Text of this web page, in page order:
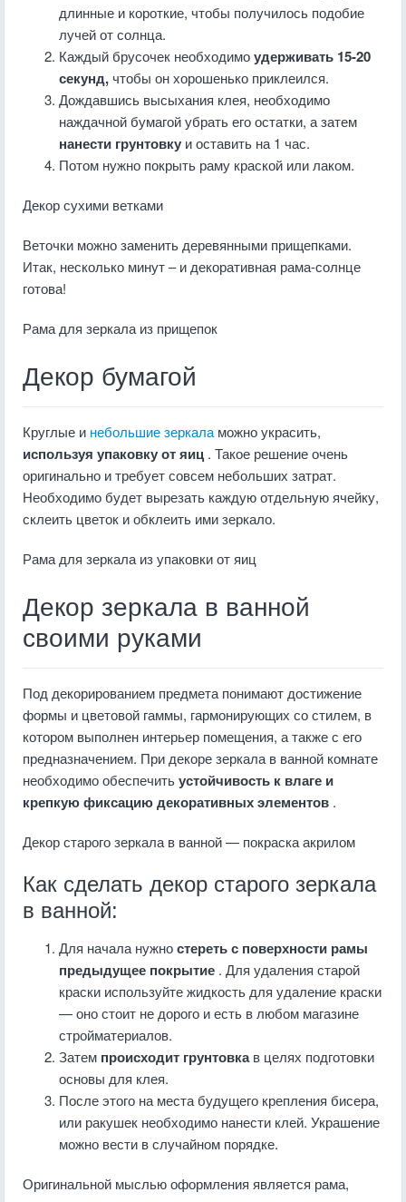
длинные и короткие, чтобы получилось подобие
лучей от солнца.
Каждый брусочек необходимоудерживать 15-20
секунд, чтобы он хорошенько приклеился.
Дождавшись высыхания клея, необходимо
наждачной бумагой убрать его остатки, а затем
нанести грунтовку и оставить на 1 час.
Потом нужно покрыть раму краской или лаком.
Декор сухими ветками
Веточки можно заменить деревянными прищепками.
Итак, несколько минут – и декоративная рама-солнце
готова!
Рама для зеркала из прищепок
Декор бумагой
Круглые и небольшие зеркала можно украсить,
используя упаковку от яиц . Такое решение очень
оригинально и требует совсем небольших затрат.
Необходимо будет вырезать каждую отдельную ячейку,
склеить цветок и обклеить ими зеркало.
Рама для зеркала из упаковки от яиц
Декор зеркала в ванной
своими руками
Под декорированием предмета понимают достижение
формы и цветовой гаммы, гармонирующих со стилем, в
котором выполнен интерьер помещения, а также с его
предназначением. При декоре зеркала в ванной комнате
необходимо обеспечитьустойчивость к влаге и
крепкую фиксацию декоративных элементов .
Декор старого зеркала в ванной — покраска акрилом
Как сделать декор старого зеркала
в ванной:
Для начала нужностереть с поверхности рамы
предыдущее покрытие . Для удаления старой
краски используйте жидкость для удаление краски
— оно стоит не дорого и есть в любом магазине
стройматериалов.
Затем происходит грунтовкав целях подготовки
основы для клея.
После этого на места будущего крепления бисера,
или ракушек необходимо нанести клей. Украшение
можно вести в случайном порядке.
Оригинальной мыслью оформления является рама,